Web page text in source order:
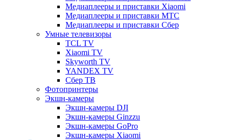
Медиаплееры и приставки Xiaomi
Медиаплееры и приставки МТС
Медиаплееры и приставки Сбер
Умные телевизоры
TCL TV
Xiaomi TV
Skyworth TV
YANDEX TV
Сбер ТВ
Фотопринтеры
Экшн-камеры
Экшн-камеры DJI
Экшн-камеры Ginzzu
Экшн-камеры GoPro
Экшн-камеры Xiaomi